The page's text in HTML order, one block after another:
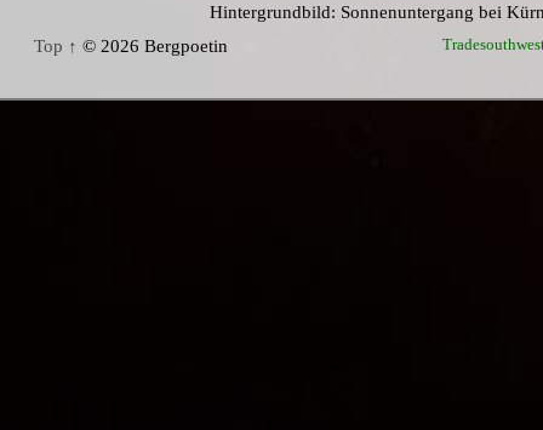
Hintergrundbild: Sonnenuntergang bei
Top ↑ © 2026 Bergpoetin